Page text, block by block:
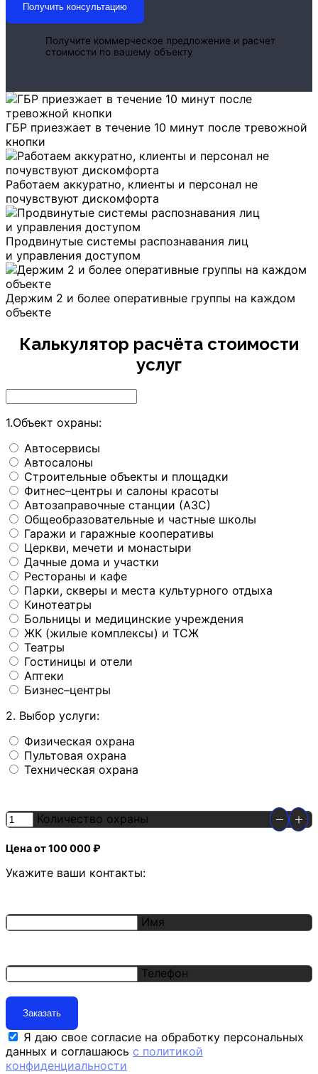
Получить консультацию
Получите коммерческое предложение и расчет
стоимости по вашему объекту
ГБР приезжает в течение 10 минут после тревожной
кнопки
Работаем аккуратно, клиенты и персонал не
почувствуют дискомфорта
Продвинутые системы распознавания лиц
и управления доступом
Держим 2 и более оперативные группы на каждом
объекте
Калькулятор расчёта стоимости
услуг
1.Объект охраны:
Автосервисы
Автосалоны
Строительные объекты и площадки
Фитнес–центры и салоны красоты
Автозаправочные станции (АЗС)
Общеобразовательные и частные школы
Гаражи и гаражные кооперативы
Церкви, мечети и монастыри
Дачные дома и участки
Рестораны и кафе
Парки, скверы и места культурного отдыха
Кинотеатры
Больницы и медицинские учреждения
ЖК (жилые комплексы) и ТСЖ
Театры
Гостиницы и отели
Аптеки
Бизнес–центры
2. Выбор услуги:
Физическая охрана
Пультовая охрана
Техническая охрана
Количество охраны
Цена от 100 000 ₽
Укажите ваши контакты:
Имя
Телефон
Заказать
Я даю свое согласие на обработку персональных
данных и соглашаюсь с политикой
конфиденциальности